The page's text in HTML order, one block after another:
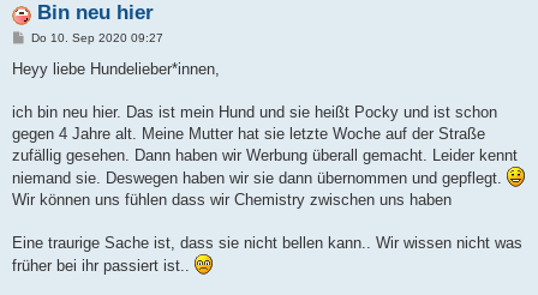
Bin neu hier
B
i
a
Do 10. Sep 2020 09:27
Heyy liebe Hundelieber*innen,
ich bin neu hier. Das ist mein Hund und sie heißt Pocky und ist schon
gegen 4 Jahre alt. Meine Mutter hat sie letzte Woche auf der Straße
zufällig gesehen. Dann haben wir Werbung überall gemacht. Leider kennt
niemand sie. Deswegen haben wir sie dann übernommen und gepflegt.
Wir können uns fühlen dass wir Chemistry zwischen uns haben
Eine traurige Sache ist, dass sie nicht bellen kann.. Wir wissen nicht was
früher bei ihr passiert ist..